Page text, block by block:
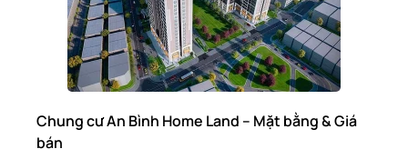
Chung cư An Bình Home Land – Mặt bằng & Giá
bán